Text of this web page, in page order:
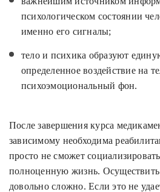
психологическом состоянии
именно его сигналы;
тело и психика образуют
определенное воздействие на
психоэмоциональный фон.
После завершения курса
зависимому необходима
просто не сможет
полноценную жизнь.
довольно сложно. Если это не